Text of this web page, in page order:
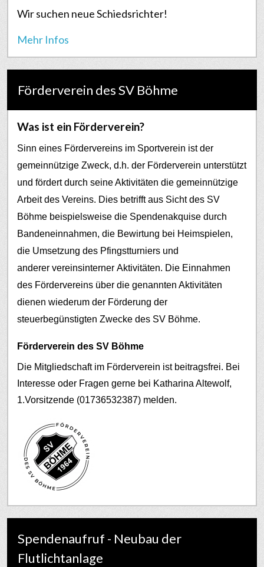
Wir suchen neue Schiedsrichter!
Mehr Infos
Förderverein des SV Böhme
Was ist ein Förderverein?
Sinn eines Fördervereins im Sportverein ist der
gemeinnützige Zweck, d.h. der Förderverein unterstützt
und fördert durch seine Aktivitäten die gemeinnützige
Arbeit des Vereins. Dies betrifft aus Sicht des SV
Böhme beispielsweise die Spendenakquise durch
Bandeneinnahmen, die Bewirtung bei Heimspielen,
die Umsetzung des Pfingstturniers und
anderer vereinsinterner Aktivitäten. Die Einnahmen
des Fördervereins über die genannten Aktivitäten
dienen wiederum der Förderung der
steuerbegünstigten Zwecke des SV Böhme.
Förderverein des SV Böhme
Die Mitgliedschaft im Förderverein ist beitragsfrei. Bei
Interesse oder Fragen gerne bei Katharina Altewolf,
1.Vorsitzende (01736532387) melden.
Spendenaufruf - Neubau der
Flutlichtanlage